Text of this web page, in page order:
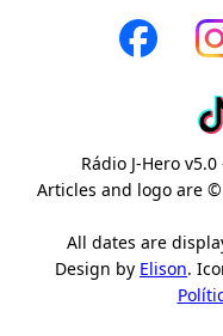
Rádio J-Hero
Articles and logo are ©
All dates are
Design by Elison.